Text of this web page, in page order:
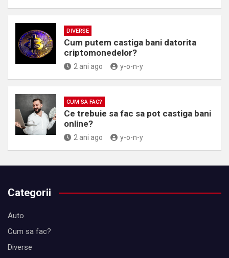
DIVERSE
Cum putem castiga bani datorita
criptomonedelor?
2 ani ago y-o-n-y
CUM SA FAC?
Ce trebuie sa fac sa pot castiga bani
online?
2 ani ago y-o-n-y
Categorii
Auto
Cum sa fac?
Diverse